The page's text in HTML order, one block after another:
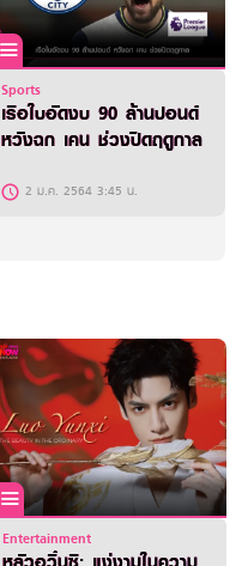
Sports
เรือใบอัดงบ 90 ล้านปอนด์
หวังฉก เคน ช่วงปิดฤดูกาล
2 ม.ค. 2564 3:45 น.
Entertainment